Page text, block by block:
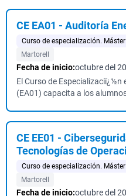
CE EA01 - Auditoría
Curso de especialización. Máster
Martorell
Fecha de inicio:octubre del
El Curso de
(EA01) capacita a los
CE EE01 -
Tecnologías de
Curso de especialización. Máster
Martorell
Fecha de inicio:octubre del